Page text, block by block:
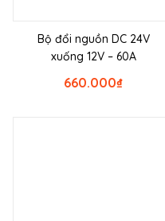
Bộ đổi nguồn DC 24V
xuống 12V – 60A
₫
660.000